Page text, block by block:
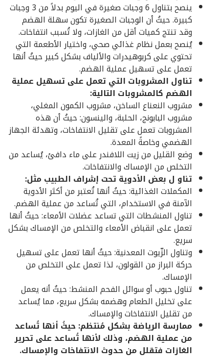
ينصح بتناول 6 وجبات صغيرة في اليوم بدلاً من 3 وجبات
كبيرة. حيثُ أن الوجبات الصغيرة تكون سهلة الهضم
وقد تنتج كميات أقل من الغازات، ولا تُسبب انتفاخات.
يُنصح بعمل نظام غذائي صحي، واختيار الأطعمة التي
تحتوي على كربوهيدرات والألياف بشكل كبير حيثُ أنها
تعمل على تسهيل عملية الهضم.
تناول المشروبات التي تعمل على تسهيل عملية
الهضم كالمشروبات التالية:
مشروب النعناع الساخن، مشروب الكمون المغلي،
مشروب البابونج، الحلبة، والينسون: حيثُ أن هذه
المشروبات تعمل على تقليل الانتفاخات، وتهدئة الجهاز
الهضمي وخاصةً المعدة.
وضع القليل من زيت اللافندر على ماء دافئ، يُساعد من
التخلص من الإمساك والانتفاخات.
تناو ل بعض الأدوية تحت إشراف الطبيب مثل:
المكملات الغذائية: حيثُ أنها تُعتبر من أكثر الأدوية
الآمنة في الاستخدام، التي تُساعد من عملية الهضم.
تناول المنشطات التي تساعد عضلات الأمعاء: حيثُ أنها
تعمل على انقباض الأمعاء والتخلص من الإمساك بشكل
سريع.
وتناول الزّيوت المعدنية: حيثُ أنها تعمل على تسهيل
حركة البراز من القولون، لذا تعمل على التخلص من
الإمساك.
تناول حبوب أو سوائل الفحم المنشط: حيثُ أنه يعمل
على تخليل الطعام وهضمه بشكل سريع، مما يُساعد
من تقليل الانتفاخات والإمساك.
ممارسة الرياضة بشكل مُنتظم: حيثُ أنها تُساعد
من عملية الهضم، وذلك لأنها تُساعد على تحرير
الغازات فتقلل من حدوث الانتفاخات والإمساك.